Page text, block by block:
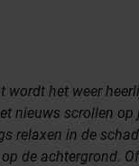
wordt het weer
nieuws scrollen op
relaxen in de
de achtergrond. Of